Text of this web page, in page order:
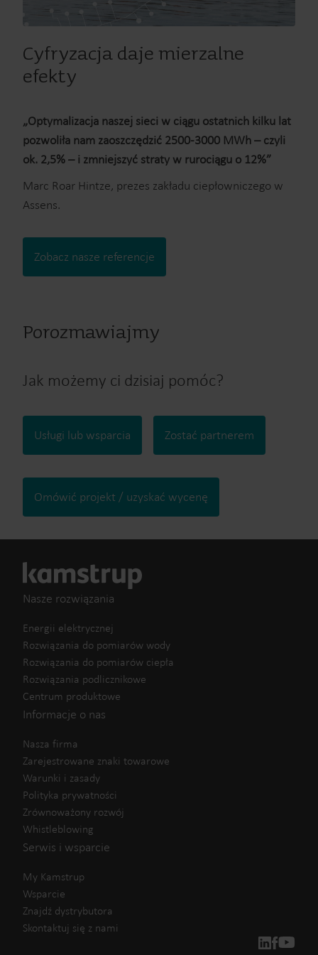
Cyfryzacja daje mierzalne
efekty
„Optymalizacja naszej sieci w ciągu ostatnich kilku lat
pozwoliła nam zaoszczędzić 2500-3000 MWh – czyli
ok. 2,5% – i zmniejszyć straty w rurociągu o 12%”
Marc Roar Hintze, prezes zakładu ciepłowniczego w
Assens.
Zobacz nasze referencje
Porozmawiajmy
Jak możemy ci dzisiaj pomóc?
Usługi lub wsparcia Zostać partnerem
Omówić projekt / uzyskać wycenę
Nasze rozwiązania
Energii elektrycznej
Rozwiązania do pomiarów wody
Rozwiązania do pomiarów ciepła
Rozwiązania podlicznikowe
Centrum produktowe
Informacje o nas
Nasza firma
Zarejestrowane znaki towarowe
Warunki i zasady
Polityka prywatności
Zrównoważony rozwój
Whistleblowing
Serwis i wsparcie
My Kamstrup
Wsparcie
Znajdź dystrybutora
Skontaktuj się z nami